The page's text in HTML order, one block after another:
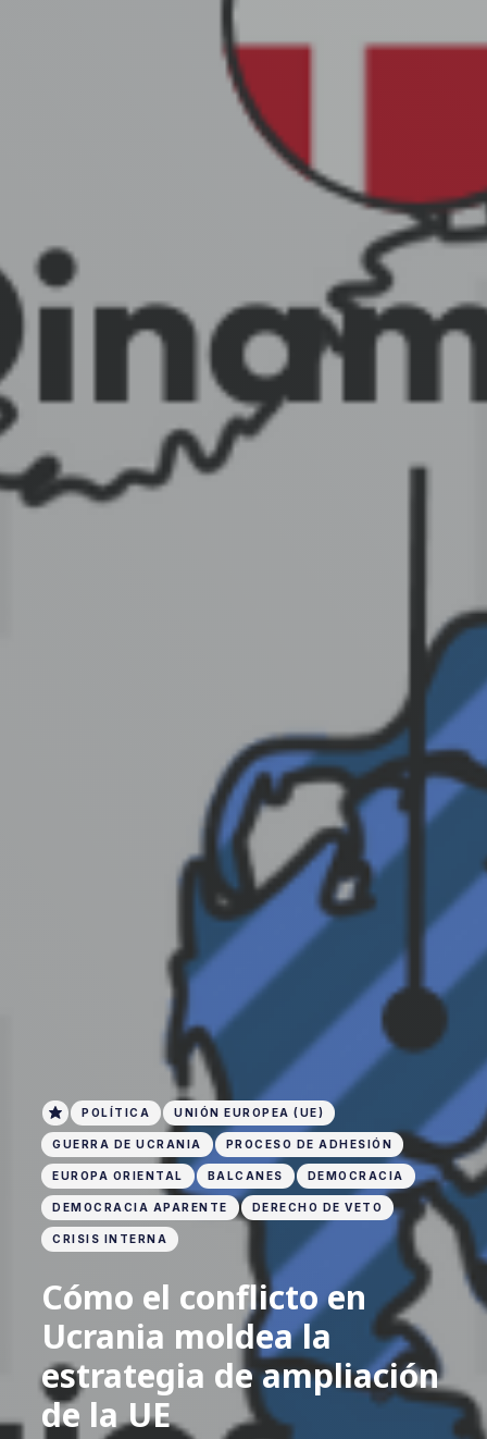
POLÍTICA UNIÓN EUROPEA (UE)
GUERRA DE UCRANIA PROCESO DE ADHESIÓN
EUROPA ORIENTAL BALCANES DEMOCRACIA
DEMOCRACIA APARENTE DERECHO DE VETO
CRISIS INTERNA
Cómo el conflicto en
Ucrania moldea la
estrategia de ampliación
de la UE